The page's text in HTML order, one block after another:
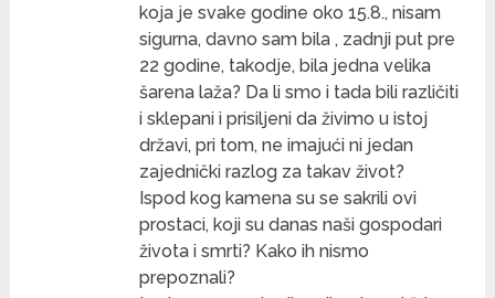
koja je svake godine oko 15.8., nisam
sigurna, davno sam bila , zadnji put pre
22 godine, takodje, bila jedna velika
šarena laža? Da li smo i tada bili različiti
i sklepani i prisiljeni da živimo u istoj
državi, pri tom, ne imajući ni jedan
zajednički razlog za takav život?
Ispod kog kamena su se sakrili ovi
prostaci, koji su danas naši gospodari
života i smrti? Kako ih nismo
prepoznali?